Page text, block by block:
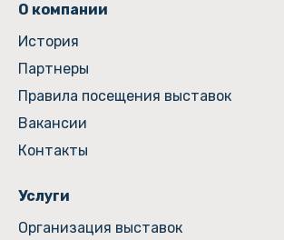
О компании
История
Партнеры
Правила посещения выставок
Вакансии
Контакты
Услуги
Организация выставок